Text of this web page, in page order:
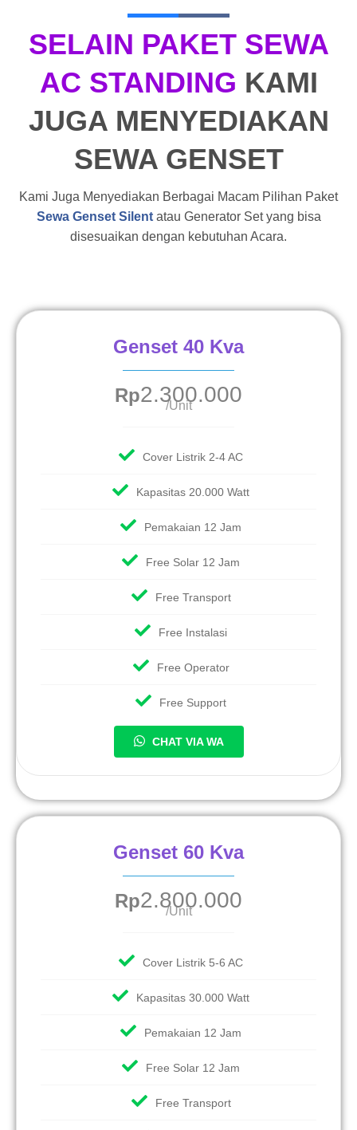
SELAIN PAKET SEWA
AC STANDING KAMI
JUGA MENYEDIAKAN
SEWA GENSET
Kami Juga Menyediakan Berbagai Macam Pilihan Paket
Sewa Genset Silentatau Generator Set yang bisa
disesuaikan dengan kebutuhan Acara.
Genset 40 Kva
Rp2.300.000
/Unit
Cover Listrik 2-4 AC
Kapasitas 20.000 Watt
Pemakaian 12 Jam
Free Solar 12 Jam
Free Transport
Free Instalasi
Free Operator
Free Support
CHAT VIA WA
Genset 60 Kva
Rp2.800.000
/Unit
Cover Listrik 5-6 AC
Kapasitas 30.000 Watt
Pemakaian 12 Jam
Free Solar 12 Jam
Free Transport